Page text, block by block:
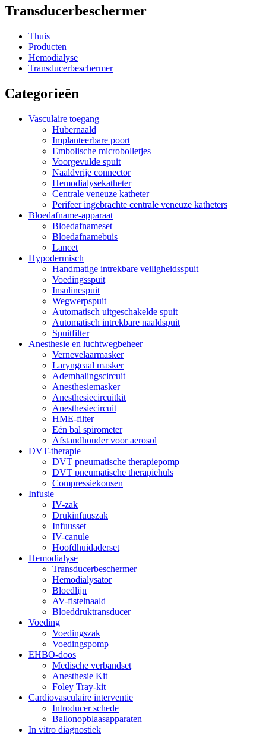
Transducerbeschermer
Thuis
Producten
Hemodialyse
Transducerbeschermer
Categorieën
Vasculaire toegang
Hubernaald
Implanteerbare poort
Embolische microbolletjes
Voorgevulde spuit
Naaldvrije connector
Hemodialysekatheter
Centrale veneuze katheter
Perifeer ingebrachte centrale veneuze katheters
Bloedafname-apparaat
Bloedafnameset
Bloedafnamebuis
Lancet
Hypodermisch
Handmatige intrekbare veiligheidsspuit
Voedingsspuit
Insulinespuit
Wegwerpspuit
Automatisch uitgeschakelde spuit
Automatisch intrekbare naaldspuit
Spuitfilter
Anesthesie en luchtwegbeheer
Vernevelaarmasker
Laryngeaal masker
Ademhalingscircuit
Anesthesiemasker
Anesthesiecircuitkit
Anesthesiecircuit
HME-filter
Eén bal spirometer
Afstandhouder voor aerosol
DVT-therapie
DVT pneumatische therapiepomp
DVT pneumatische therapiehuls
Compressiekousen
Infusie
IV-zak
Drukinfuuszak
Infuusset
IV-canule
Hoofdhuidaderset
Hemodialyse
Transducerbeschermer
Hemodialysator
Bloedlijn
AV-fistelnaald
Bloeddruktransducer
Voeding
Voedingszak
Voedingspomp
EHBO-doos
Medische verbandset
Anesthesie Kit
Foley Tray-kit
Cardiovasculaire interventie
Introducer schede
Ballonopblaasapparaten
In vitro diagnostiek